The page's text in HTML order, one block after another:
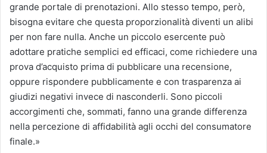
grande portale di prenotazioni. Allo stesso tempo, però,
bisogna evitare che questa proporzionalità diventi un alibi
per non fare nulla. Anche un piccolo esercente può
adottare pratiche semplici ed efficaci, come richiedere una
prova d’acquisto prima di pubblicare una recensione,
oppure rispondere pubblicamente e con trasparenza ai
giudizi negativi invece di nasconderli. Sono piccoli
accorgimenti che, sommati, fanno una grande differenza
nella percezione di affidabilità agli occhi del consumatore
finale.»